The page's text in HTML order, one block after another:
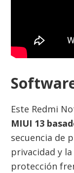
Este Redmi
MIUI 13
secuencia de
privacidad y
protección